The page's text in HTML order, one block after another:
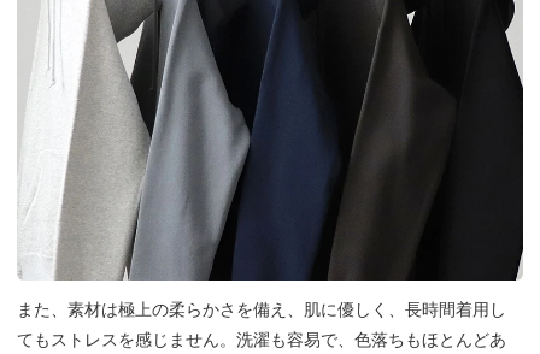
また、素材は極上の柔らかさを備え、肌に優しく、長時間着用し
てもストレスを感じません。洗濯も容易で、色落ちもほとんどあ